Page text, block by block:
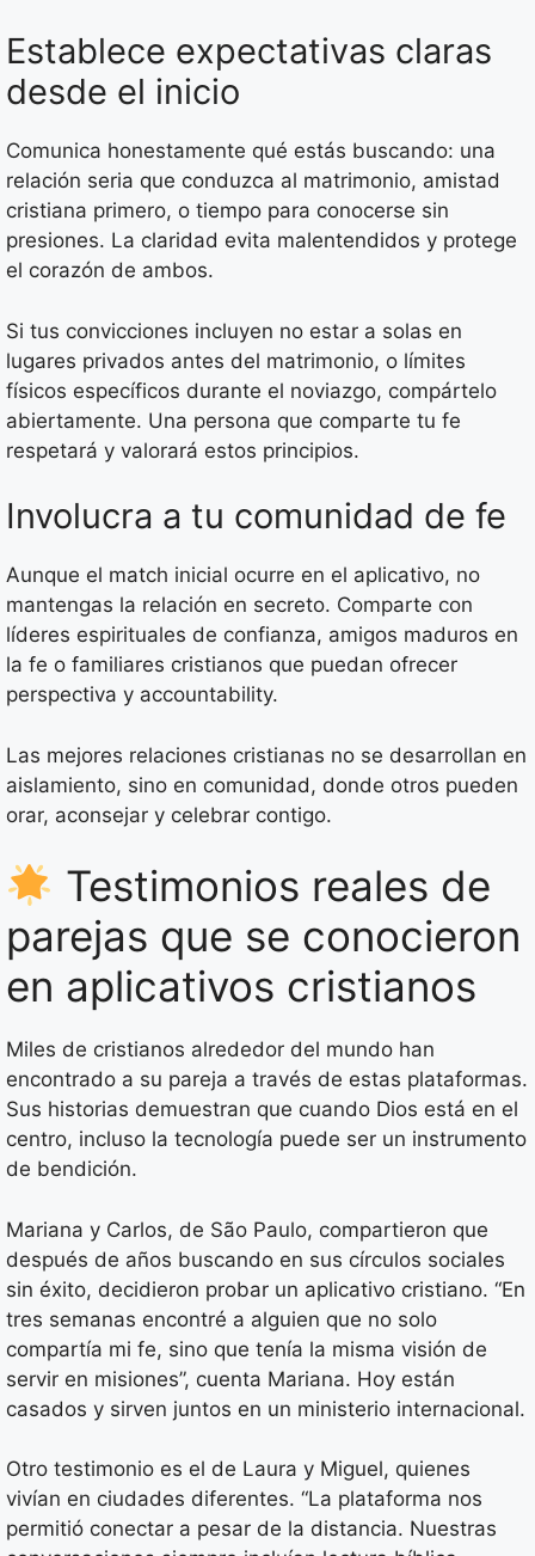
Establece expectativas claras
desde el inicio
Comunica honestamente qué estás buscando: una
relación seria que conduzca al matrimonio, amistad
cristiana primero, o tiempo para conocerse sin
presiones. La claridad evita malentendidos y protege
el corazón de ambos.
Si tus convicciones incluyen no estar a solas en
lugares privados antes del matrimonio, o límites
físicos específicos durante el noviazgo, compártelo
abiertamente. Una persona que comparte tu fe
respetará y valorará estos principios.
Involucra a tu comunidad de fe
Aunque el match inicial ocurre en el aplicativo, no
mantengas la relación en secreto. Comparte con
líderes espirituales de confianza, amigos maduros en
la fe o familiares cristianos que puedan ofrecer
perspectiva y accountability.
Las mejores relaciones cristianas no se desarrollan en
aislamiento, sino en comunidad, donde otros pueden
orar, aconsejar y celebrar contigo.
Testimonios reales de
parejas que se conocieron
en aplicativos cristianos
Miles de cristianos alrededor del mundo han
encontrado a su pareja a través de estas plataformas.
Sus historias demuestran que cuando Dios está en el
centro, incluso la tecnología puede ser un instrumento
de bendición.
Mariana y Carlos, de São Paulo, compartieron que
después de años buscando en sus círculos sociales
sin éxito, decidieron probar un aplicativo cristiano. “En
tres semanas encontré a alguien que no solo
compartía mi fe, sino que tenía la misma visión de
servir en misiones”, cuenta Mariana. Hoy están
casados y sirven juntos en un ministerio internacional.
Otro testimonio es el de Laura y Miguel, quienes
vivían en ciudades diferentes. “La plataforma nos
permitió conectar a pesar de la distancia. Nuestras